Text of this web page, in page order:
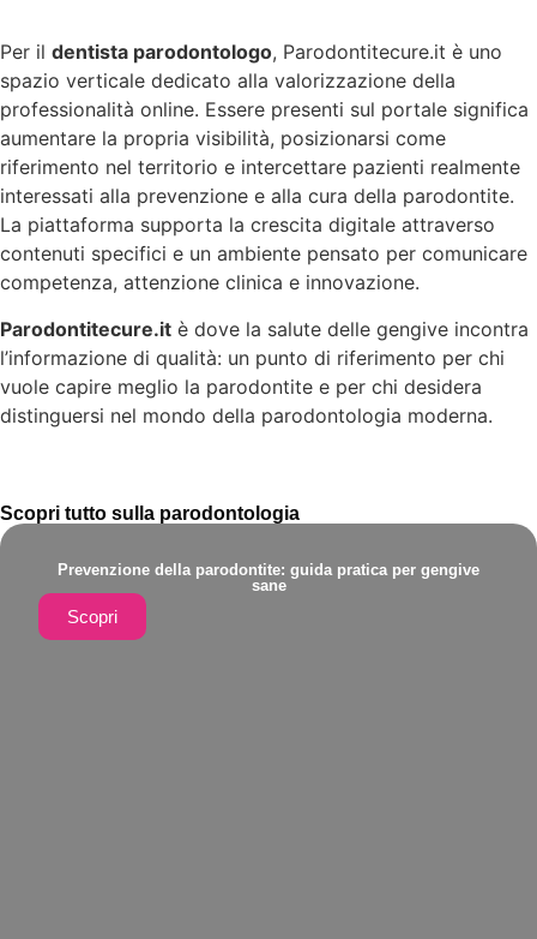
Per il dentista parodontologo, Parodontitecure.it è uno
spazio verticale dedicato alla valorizzazione della
professionalità online. Essere presenti sul portale significa
aumentare la propria visibilità, posizionarsi come
riferimento nel territorio e intercettare pazienti realmente
interessati alla prevenzione e alla cura della parodontite.
La piattaforma supporta la crescita digitale attraverso
contenuti specifici e un ambiente pensato per comunicare
competenza, attenzione clinica e innovazione.
Parodontitecure.it è dove la salute delle gengive incontra
l’informazione di qualità: un punto di riferimento per chi
vuole capire meglio la parodontite e per chi desidera
distinguersi nel mondo della parodontologia moderna.
Scopri tutto sulla parodontologia
Prevenzione della parodontite: guida pratica per gengive
sane
Scopri